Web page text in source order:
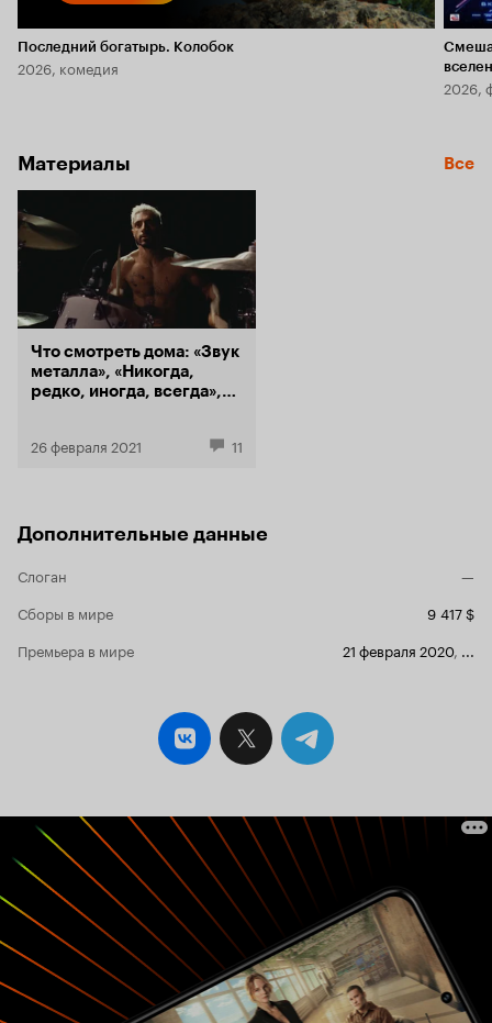
Последний богатырь. Колобок
2026, комедия
2026,
Материалы Все
Что смотреть дома: «Звук
металла», «Никогда,
редко, иногда, всегда»,
26 февраля 2021 11
Дополнительные данные
Слоган
—
Сборы в мире
9 417 $
Премьера в мире
21 февраля 2020,